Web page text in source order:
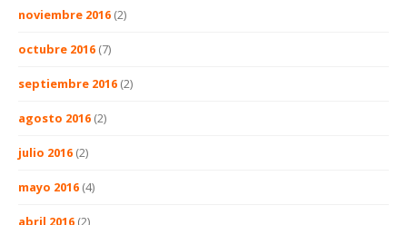
noviembre 2016 (2)
octubre 2016 (7)
septiembre 2016 (2)
agosto 2016 (2)
julio 2016 (2)
mayo 2016 (4)
abril 2016 (2)